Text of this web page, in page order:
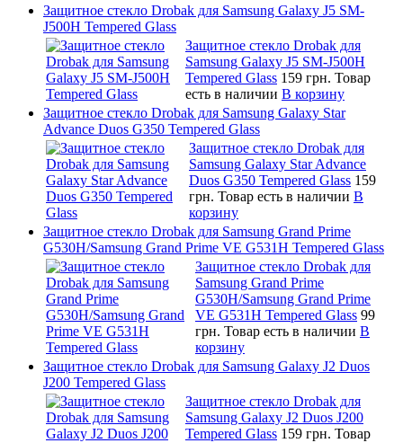
Защитное стекло Drobak для Samsung Galaxy J5 SM-
J500H Tempered Glass
Защитное стекло Drobak для
Samsung Galaxy J5 SM-J500H
Tempered Glass 159 грн. Товар
есть в наличии В корзину
Защитное стекло Drobak для Samsung Galaxy Star
Advance Duos G350 Tempered Glass
Защитное стекло Drobak для
Samsung Galaxy Star Advance
Duos G350 Tempered Glass 159
грн. Товар есть в наличии В
корзину
Защитное стекло Drobak для Samsung Grand Prime
G530H/Samsung Grand Prime VE G531H Tempered Glass
Защитное стекло Drobak для
Samsung Grand Prime
G530H/Samsung Grand Prime
VE G531H Tempered Glass 99
грн. Товар есть в наличии В
корзину
Защитное стекло Drobak для Samsung Galaxy J2 Duos
J200 Tempered Glass
Защитное стекло Drobak для
Samsung Galaxy J2 Duos J200
Tempered Glass 159 грн. Товар